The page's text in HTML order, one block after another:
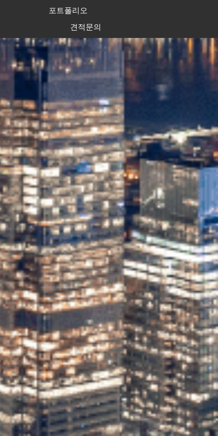
포트폴리오
견적문의